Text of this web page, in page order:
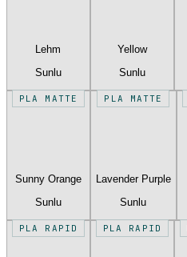
Lehm
Sunlu
Yellow
Sunlu
PLA MATTE
Sunny Orange
Sunlu
PLA MATTE
Lavender Purple
Sunlu
PLA RAPID PLA RAPID